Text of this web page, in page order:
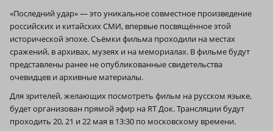
«Последний удар» — это уникальное совместное произведение
российских и китайских СМИ, впервые посвящённое этой
исторической эпохе. Съёмки фильма проходили на местах
сражений, в архивах, музеях и на мемориалах. В фильме будут
представлены ранее не опубликованные свидетельства
очевидцев и архивные материалы.
Для зрителей, желающих посмотреть фильм на русском языке,
будет организован прямой эфир на RT Док. Трансляции будут
проходить 20, 21 и 22 мая в 13:30 по московскому времени.